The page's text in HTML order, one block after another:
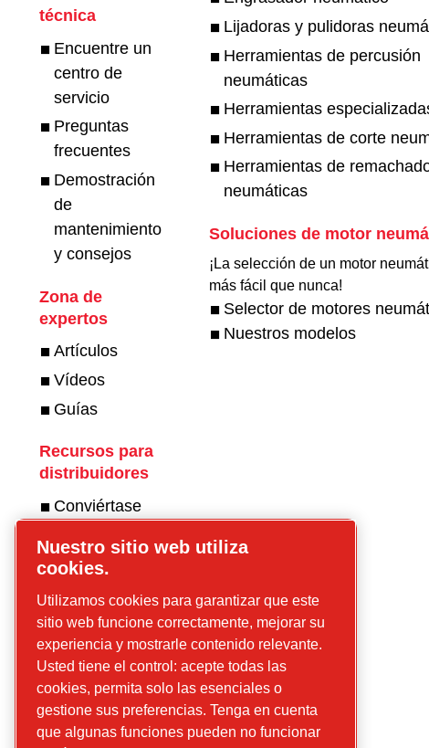
técnica
Encuentre un
centro de
servicio
Preguntas
frecuentes
Demostración
de
mantenimiento
y consejos
Zona de
expertos
Artículos
Vídeos
Guías
Recursos para
distribuidores
Conviértase
Póngase en
contacto para
saber más
sobre
compresores.
Póngase en
contacto para
saber más
Lijadoras y pulidoras
Herramientas de percusión
neumáticas
Herramientas
Herramientas de corte
Herramientas de
neumáticas
Soluciones de motor
¡La selección de un motor
más fácil que nunca!​
Selector de motores
Nuestros modelos
Nuestro sitio web utiliza
cookies.
Utilizamos cookies para garantizar que este
sitio web funcione correctamente, mejorar su
experiencia y mostrarle contenido relevante.
Usted tiene el control: acepte todas las
cookies, permita solo las esenciales o
gestione sus preferencias. Tenga en cuenta
que algunas funciones pueden no funcionar